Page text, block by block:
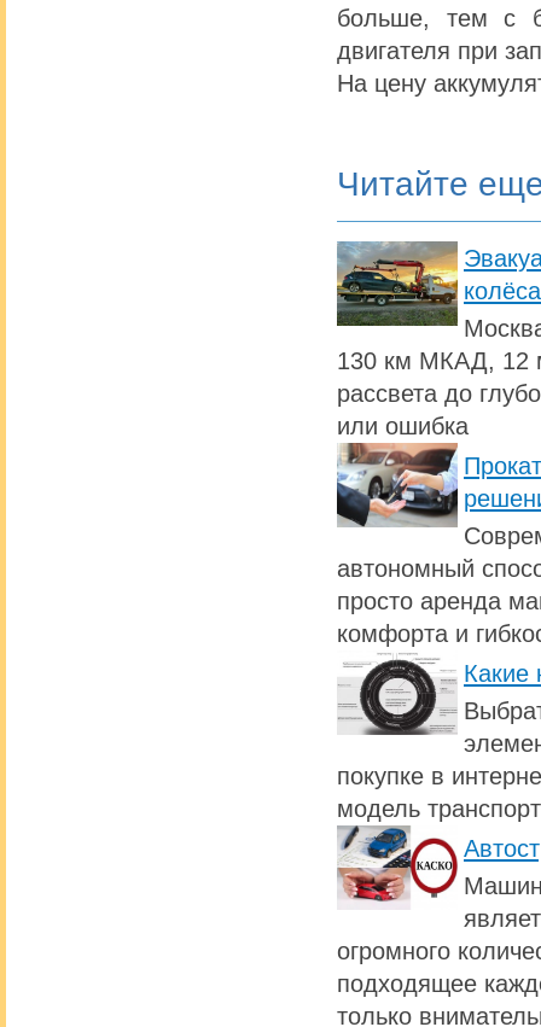
больше, тем с
двигателя при
На цену
Читайте
130 км МКАД, 12
рассвета до
или ошибка
автономный
просто аренда
комфорта и
Какие
покупке в
модель
огромного
подходящее
только